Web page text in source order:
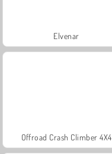
Elvenar
Offroad Crash Climber 4X4